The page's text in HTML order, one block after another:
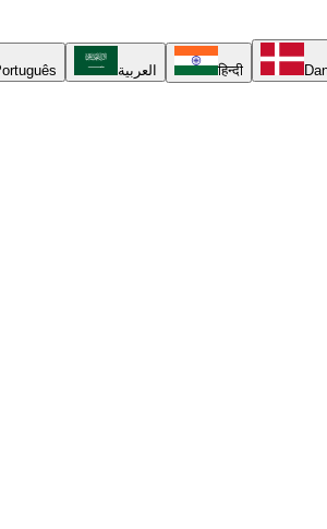
العربية हिन्दी